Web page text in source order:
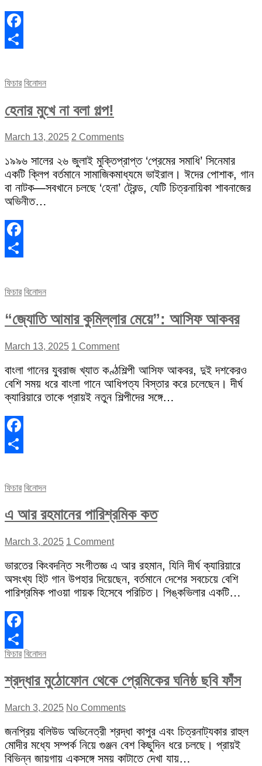
Facebook
ফিচার বিনোদন
হেনার মুখে না বলা গল্প!
March 13, 2025 2 Comments
১৯৯৬ সালের ২৬ জুলাই মুক্তিপ্রাপ্ত ‘প্রেমের সমাধি’ সিনেমার
একটি ক্লিপ বর্তমানে সামাজিকমাধ্যমে ভাইরাল। ঈদের পোশাক, গান
বা নাটক—সবখানে চলছে ‘হেনা’ ট্রেন্ড, যেটি চিত্রনায়িকা শাবনাজের
অভিনীত…
Facebook
ফিচার বিনোদন
“জ্যোতি আমার কুমিল্লার মেয়ে”: আসিফ আকবর
March 13, 2025 1 Comment
বাংলা গানের যুবরাজ খ্যাত কণ্ঠশিল্পী আসিফ আকবর, দুই দশকেরও
বেশি সময় ধরে বাংলা গানে আধিপত্য বিস্তার করে চলেছেন। দীর্ঘ
ক্যারিয়ারে তাকে প্রায়ই নতুন শিল্পীদের সঙ্গে…
Facebook
ফিচার বিনোদন
এ আর রহমানের পারিশ্রমিক কত
March 3, 2025 1 Comment
ভারতের কিংবদন্তি সংগীতজ্ঞ এ আর রহমান, যিনি দীর্ঘ ক্যারিয়ারে
অসংখ্য হিট গান উপহার দিয়েছেন, বর্তমানে দেশের সবচেয়ে বেশি
পারিশ্রমিক পাওয়া গায়ক হিসেবে পরিচিত। পিঙ্কভিলার একটি…
Facebook
Share
ফিচার বিনোদন
শ্রদ্ধার মুঠোফোন থেকে প্রেমিকের ঘনিষ্ঠ ছবি ফাঁস
March 3, 2025 No Comments
জনপ্রিয় বলিউড অভিনেত্রী শ্রদ্ধা কাপুর এবং চিত্রনাট্যকার রাহুল
মোদীর মধ্যে সম্পর্ক নিয়ে গুঞ্জন বেশ কিছুদিন ধরে চলছে। প্রায়ই
বিভিন্ন জায়গায় একসঙ্গে সময় কাটাতে দেখা যায়…